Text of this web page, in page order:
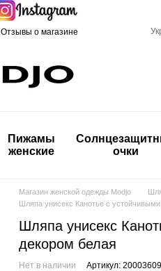
Отзывы о магазине
Пижамы
женские
очки
Магазин женской одежды Modjo
Шляпа унисекс Канотье с
Шляпа унисекс
декором белая
Нет в наличии Артикул: 20003609